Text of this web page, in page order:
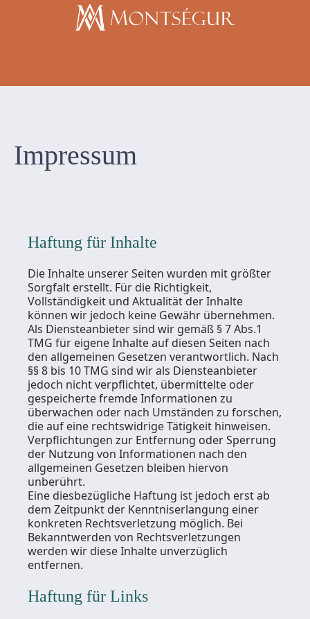
Impressum
Haftung für Inhalte
Die Inhalte unserer Seiten wurden mit größter
Sorgfalt erstellt. Für die Richtigkeit,
Vollständigkeit und Aktualität der Inhalte
können wir jedoch keine Gewähr übernehmen.
Als Diensteanbieter sind wir gemäß § 7 Abs.1
TMG für eigene Inhalte auf diesen Seiten nach
den allgemeinen Gesetzen verantwortlich. Nach
§§ 8 bis 10 TMG sind wir als Diensteanbieter
jedoch nicht verpflichtet, übermittelte oder
gespeicherte fremde Informationen zu
überwachen oder nach Umständen zu forschen,
die auf eine rechtswidrige Tätigkeit hinweisen.
Verpflichtungen zur Entfernung oder Sperrung
der Nutzung von Informationen nach den
allgemeinen Gesetzen bleiben hiervon
unberührt.
Eine diesbezügliche Haftung ist jedoch erst ab
dem Zeitpunkt der Kenntniserlangung einer
konkreten Rechtsverletzung möglich. Bei
Bekanntwerden von Rechtsverletzungen
werden wir diese Inhalte unverzüglich
entfernen.
Haftung für Links